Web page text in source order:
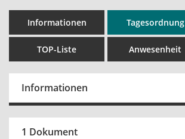
Informationen Tagesordnung
TOP-Liste Anwesenheit
Informationen
1 Dokument